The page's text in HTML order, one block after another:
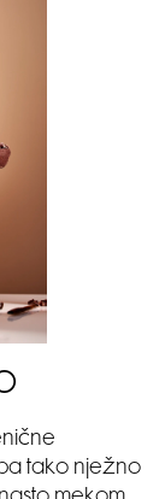
tako nježno